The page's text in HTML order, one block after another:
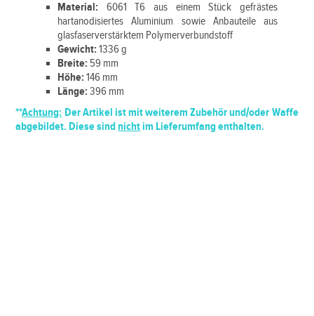
Material: 6061 T6 aus einem Stück gefrästes
hartanodisiertes Aluminium sowie Anbauteile aus
glasfaserverstärktem Polymerverbundstoff
Gewicht:1336 g
Breite: 59 mm
Höhe: 146 mm
Länge: 396 mm
**Achtung: Der Artikel ist mit weiterem Zubehör und/oder Waffe
abgebildet. Diese sindnichtim Lieferumfang enthalten.